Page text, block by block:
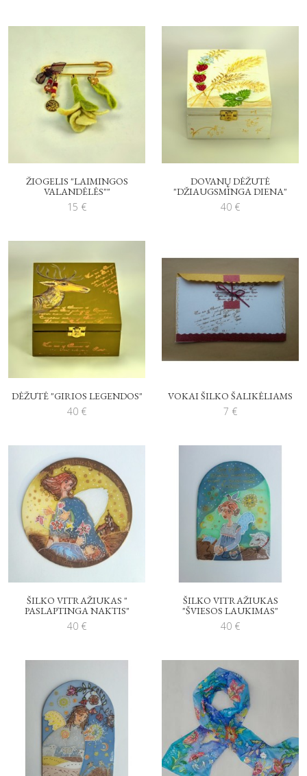
ŽIOGELIS "LAIMINGOS
VALANDĖLĖS""
15 €
DOVANŲ DĖŽUTĖ
"DŽIAUGSMINGA DIENA"
40 €
DĖŽUTĖ "GIRIOS LEGENDOS"
40 €
VOKAI ŠILKO ŠALIKĖLIAMS
7 €
ŠILKO VITRAŽIUKAS "
PASLAPTINGA NAKTIS"
40 €
ŠILKO VITRAŽIUKAS
"ŠVIESOS LAUKIMAS"
40 €